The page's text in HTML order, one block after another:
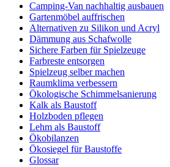
Camping-Van nachhaltig ausbauen
Gartenmöbel auffrischen
Alternativen zu Silikon und Acryl
Dämmung aus Schafwolle
Sichere Farben für Spielzeuge
Farbreste entsorgen
Spielzeug selber machen
Raumklima verbessern
Ökologische Schimmelsanierung
Kalk als Baustoff
Holzboden pflegen
Lehm als Baustoff
Ökobilanzen
Ökosiegel für Baustoffe
Glossar